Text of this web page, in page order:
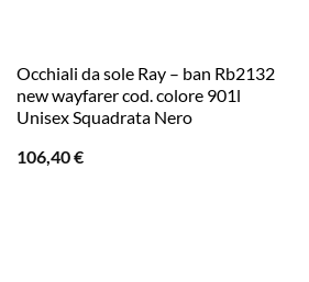
Occhiali da sole Ray – ban Rb2132
new wayfarer cod. colore 901l
Unisex Squadrata Nero
106,40€